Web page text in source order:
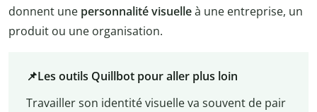
donnent une personnalité visuelleà une entreprise, un
produit ou une organisation.
📌Les outils Quillbot pour aller plus loin
Travailler son identité visuelle va souvent de pair